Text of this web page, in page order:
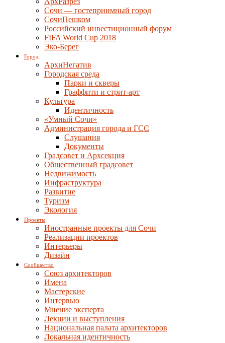
Сочи — гостеприимный город
СочиПешком
Российский инвестиционный форум
FIFA World Cup 2018
Эко-Берег
Город
АрхиНегатив
Городская среда
Парки и скверы
Граффити и стрит-арт
Культура
Идентичность
«Умный Сочи»
Администрация города и ГСС
Слушания
Документы
Градсовет и Архсекция
Общественный градсовет
Недвижимость
Инфраструктура
Развитие
Туризм
Экология
Проекты
Иностранные проекты для Сочи
Реализации проектов
Интерьеры
Дизайн
Сообщество
Союз архитекторов
Имена
Мастерские
Интервью
Мнение эксперта
Лекции и выступления
Национальная палата архитекторов
Локальная идентичность